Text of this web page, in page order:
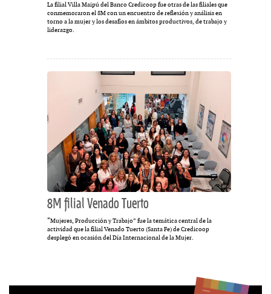
La filial Villa Maipú del Banco Credicoop fue otras de las filiales que
conmemoraron el 8M con un encuentro de reflexión y análisis en
torno a la mujer y los desafíos en ámbitos productivos, de trabajo y
liderazgo.
8M filial Venado Tuerto
“Mujeres, Producción y Trabajo” fue la temática central de la
actividad que la filial Venado Tuerto (Santa Fe) de Credicoop
desplegó en ocasión del Día Internacional de la Mujer.